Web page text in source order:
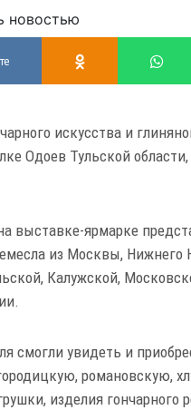
новостью
искусства и
Одоев Тульской
выставке-ярмарке
из Москвы, Нижнего
Калужской,
смогли увидеть и
романовскую,
изделия гончарного